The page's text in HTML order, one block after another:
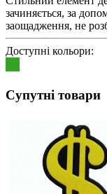
зачиняється, за
заощадження, не
Доступні кольори:
Супутні товари